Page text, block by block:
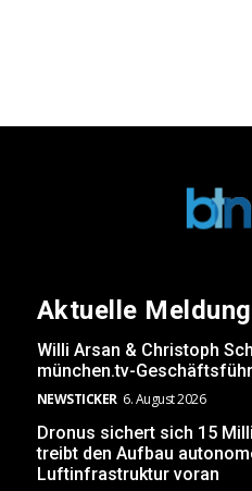
Aktuelle
Willi Arsan & Christoph
münchen.tv-
NEWSTICKER 6. August 2026
Dronus sichert sich 15
treibt den Aufbau
Luftinfrastruktur voran